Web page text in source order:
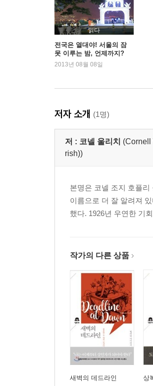
읽다
전국은 열대야! 서울의 잠
못 이루는 밤, 언제까지?
2013년 08월 08일
저자 소개 (1명)
저 : 코넬 울리치 (Cornell
rish))
본명은 코넬 조지 호플리
이름으로 더 잘 알려져
했다. 1926년 우연한 기
작가의 다른 상품
새벽의 데드라인 상